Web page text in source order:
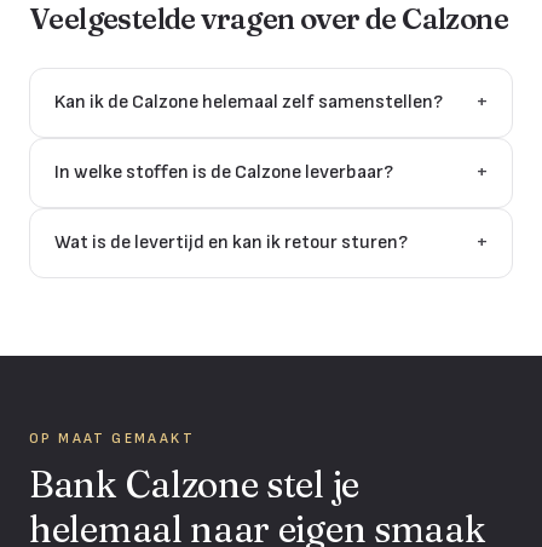
Veelgestelde vragen over de Calzone
Kan ik de Calzone helemaal zelf samenstellen? +
In welke stoffen is de Calzone leverbaar? +
Wat is de levertijd en kan ik retour sturen? +
OP MAAT GEMAAKT
Bank Calzone stel je
helemaal naar eigen smaak